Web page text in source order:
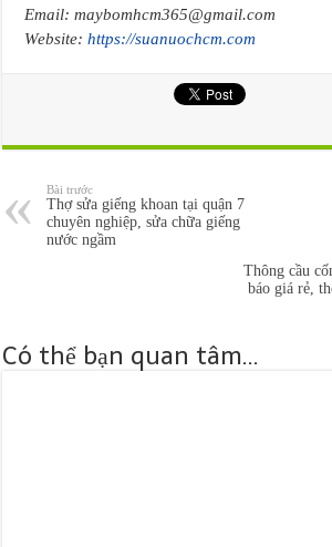
Email: maybomhcm365@gmail.com
Website:https://suanuochcm.com
Bài trước
Thợ sửa giếng khoan tại quận 7
chuyên nghiệp, sửa chữa giếng
nước ngầm
Thông cầu
báo giá rẻ,
Có thể bạn quan tâm...